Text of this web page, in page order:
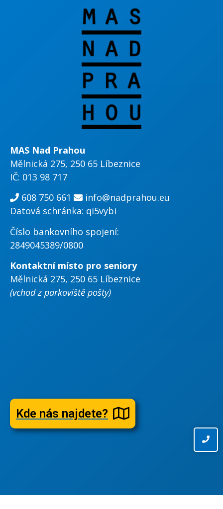
MAS Nad Prahou
Mělnická 275, 250 65 Líbeznice
IČ: 013 98 717
608 750 661
info@nadprahou.eu
Datová schránka: qi5vybi
Číslo bankovního spojení:
2849045389/0800
Kontaktní místo pro seniory
Mělnická 275, 250 65 Líbeznice
(vchod z parkoviště pošty)
Kde nás najdete?